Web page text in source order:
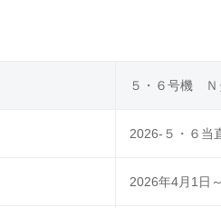
５・６号機
2026-５・６当
2026年4月1日